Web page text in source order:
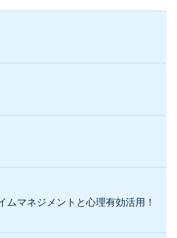
ムマネジメントと心理有効活用！